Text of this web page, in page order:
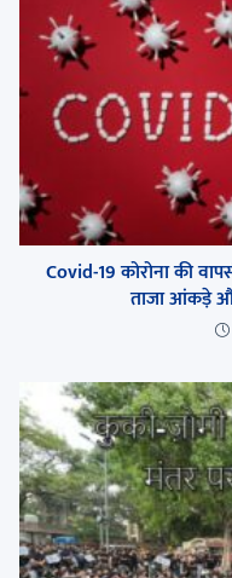
Covid-19 कोरोना की
ताजा आंकड़े